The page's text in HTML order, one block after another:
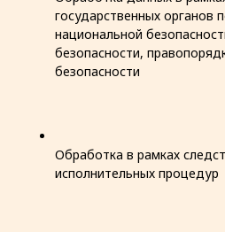
государственных органов
национальной
безопасности,
безопасности
Обработка в рамках
исполнительных процедур